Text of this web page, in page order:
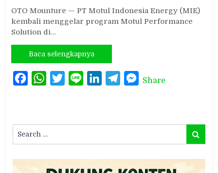
OTO Mounture — PT Motul Indonesia Energy (MIE)
kembali menggelar program Motul Performance
Solution di…
Baca selengkapnya
FacebookWhatsAppTwitterLine LinkedInTelegramMessenger
Share
for:
Search